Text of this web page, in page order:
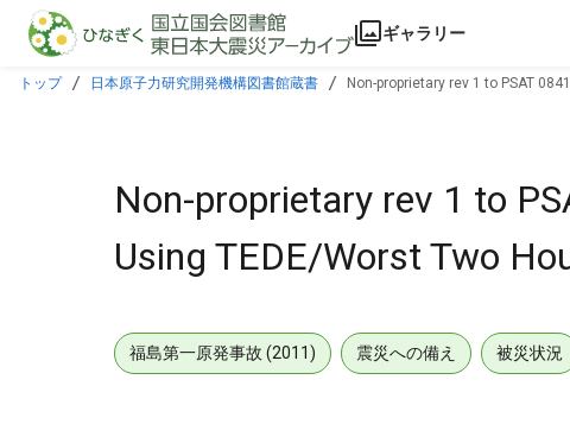
本文に飛ぶ
ギャラリー
トップ 日本原子力研究開発機構図書館蔵書 Non-proprietary rev 1 to PSAT
Non-proprietary rev 1 to
Using TEDE/Worst Two
福島第一原発事故 (2011) 震災への備え 被災状況